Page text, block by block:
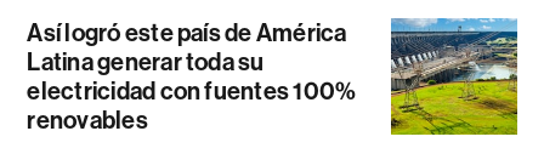
Así logró este país de América
Latina generar toda su
electricidad con fuentes 100%
renovables